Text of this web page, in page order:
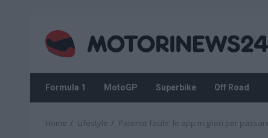
content
Formula 1 MotoGP Superbike Off Road
Home Lifestyle Patente facile: le app migliori per